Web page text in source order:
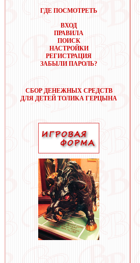
ГДЕ ПОСМОТРЕТЬ
ВХОД
ПРАВИЛА
ПОИСК
НАСТРОЙКИ
РЕГИСТРАЦИЯ
ЗАБЫЛИ ПАРОЛЬ?
СБОР ДЕНЕЖНЫХ СРЕДСТВ
ДЛЯ ДЕТЕЙ ТОЛИКА ГЕРЦЫНА